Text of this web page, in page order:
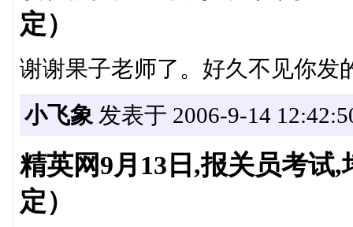
定）
谢谢果子老师了。好久不见你发
小飞象发表于 2006-9-14
精英网9月13日,报关员考试
定）